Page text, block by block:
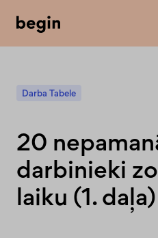
Darba Tabele
20
darbinieki
laiku (1. daļa)